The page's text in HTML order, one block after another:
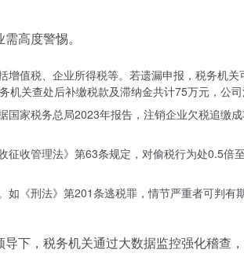
高度警惕。
增值税、企业所得税等。若遗漏申报，税务机
关查处后补缴税款及滞纳金共计75万元，公司
国家税务总局2023年报告，注销企业欠税追缴
征收管理法》第63条规定，对偷税行为处0.5
如《刑法》第201条逃税罪，情节严重者可判
下，税务机关通过大数据监控强化稽查，